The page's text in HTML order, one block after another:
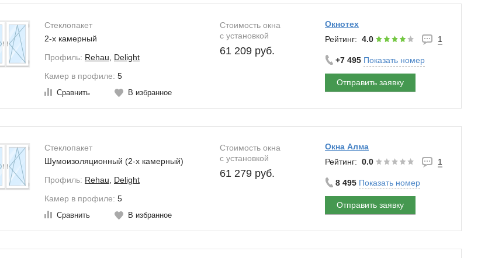
Стеклопакет
2-х камерный
Профиль: Rehau
Delight
Камер в профиле: 5
Сравнить В избранное
Стоимость окна
c установкой
61 209 руб.
Окнотех
Рейтинг: 4.0 1
+7 495 Показать номер
Отправить заявку
Стеклопакет
Шумоизоляционный (2-х камерный)
Профиль: Rehau
Delight
Камер в профиле: 5
Сравнить В избранное
Стоимость окна
c установкой
61 279 руб.
Окна Алма
Рейтинг: 0.0 1
8 495 Показать номер
Отправить заявку